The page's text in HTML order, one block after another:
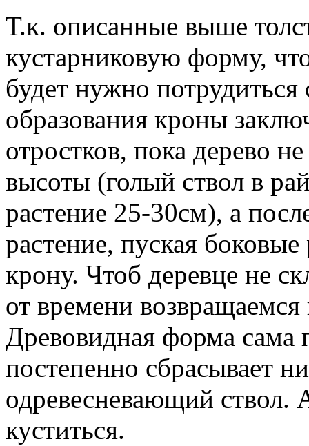
Т.к. описанные выше
кустарниковую форму,
будет нужно потрудиться
образования кроны
отростков, пока дерево
высоты (голый ствол в
растение 25-30см), а
растение, пуская боковые
крону. Чтоб деревце не
от времени
Древовидная форма сама
постепенно сбрасывает
одревесневающий ствол.
куститься.